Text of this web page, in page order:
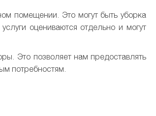
помещении. Это могут быть уборка
оцениваются отдельно и могут
Это позволяет нам предоставлять
потребностям.